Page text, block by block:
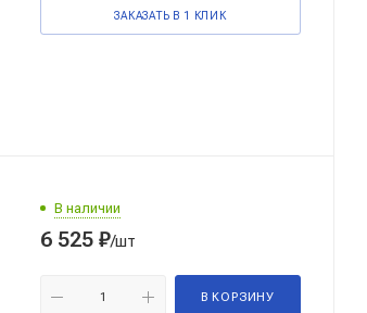
ЗАКАЗАТЬ В 1 КЛИК
В наличии
6 525 ₽/шт
В КОРЗИНУ